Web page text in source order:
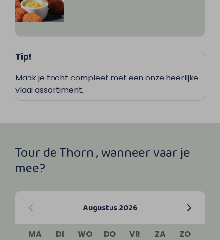
Tip!
Maak je tocht compleet met een onze heerlijke
vlaai assortiment.
Tour de Thorn , wanneer vaar je
mee?
Augustus 2026
MA DI WO DO VR ZA
ZO